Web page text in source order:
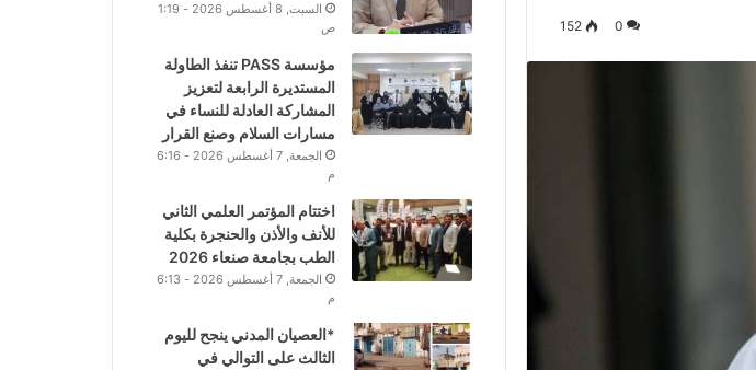
0
152
السبت, 8 أغسطس 2026 - 1:19
ص
مؤسسة PASS تنفذ الطاولة
المستديرة الرابعة لتعزيز
المشاركة العادلة للنساء في
مسارات السلام وصنع القرار
الجمعة, 7 أغسطس 2026 - 6:16
م
اختتام المؤتمر العلمي الثاني
للأنف والأذن والحنجرة بكلية
الطب بجامعة صنعاء 2026
الجمعة, 7 أغسطس 2026 - 6:13
م
*العصيان المدني ينجح لليوم
الثالث على التوالي في